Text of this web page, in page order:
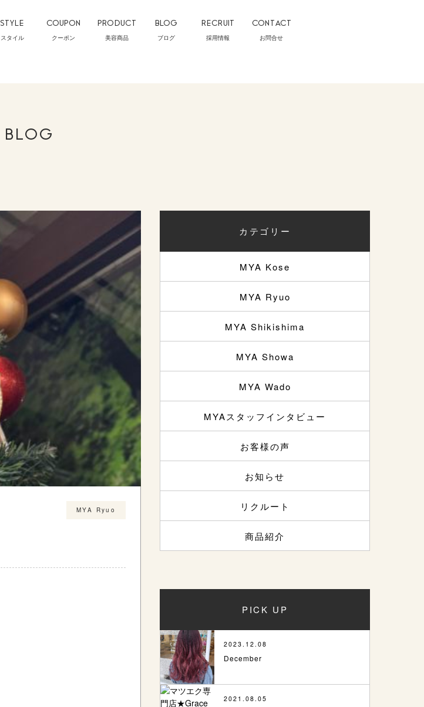
STYLE
スタイル
COUPON
クーポン
PRODUCT
美容商品
BLOG
ブログ
RECRUIT
採用情報
CONTACT
お問合せ
BLOG
MYA Ryuo
カテゴリー
MYA Kose
MYA Ryuo
MYA Shikishima
MYA Showa
MYA Wado
MYAスタッフインタビュー
お客様の声
お知らせ
リクルート
商品紹介
PICK UP
2023.12.08
December
2021.08.05